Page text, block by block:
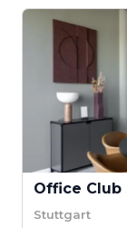
Stuttgart